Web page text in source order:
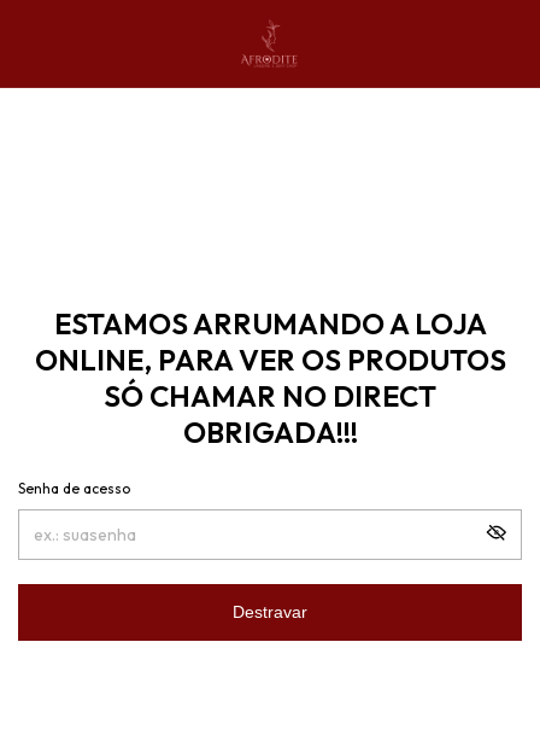
ESTAMOS ARRUMANDO A LOJA
ONLINE, PARA VER OS PRODUTOS
SÓ CHAMAR NO DIRECT
OBRIGADA!!!
Senha de acesso
Destravar